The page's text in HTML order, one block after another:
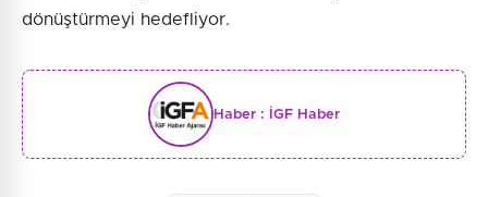
dönüştürmeyi hedefliyor.
Haber : İGF Haber